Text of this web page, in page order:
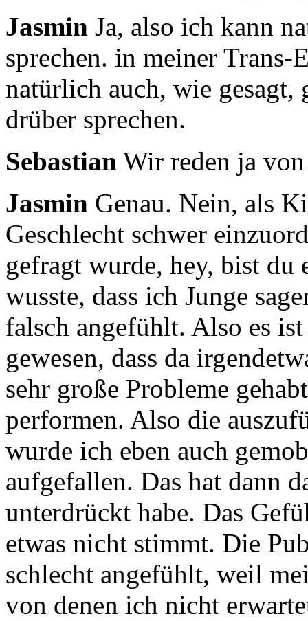
Jasmin Ja, also ich kann
sprechen. in meiner
natürlich auch, wie gesagt,
drüber sprechen.
Sebastian Wir reden ja
Jasmin Genau. Nein, als
Geschlecht schwer
gefragt wurde, hey, bist du
wusste, dass ich Junge
falsch angefühlt. Also es
gewesen, dass da
sehr große Probleme
performen. Also die
wurde ich eben auch
aufgefallen. Das hat dann
unterdrückt habe. Das
etwas nicht stimmt. Die
schlecht angefühlt, weil
von denen ich nicht